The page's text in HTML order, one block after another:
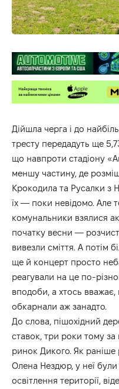
Дійшла черга і до
тресту передадуть ще
що навпроти стадіону
меншу частину, де
Крокодила та Русалки з
їх — поки невідомо. Але
комунальники взялися
початку весни —
вивезли сміття. А потім
ще й концерт просто
реагували на це по-
вподоби, а хтось вважає,
обкарнали аж занадто.
До слова, пішохідний
ставок, три роки тому
ринок Дикого. Як раніше
Олена Нездюр, у неї
освітлення території,